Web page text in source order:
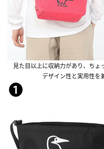
見た目以上に収納力があり、ちょ
デザイン性と実用性を